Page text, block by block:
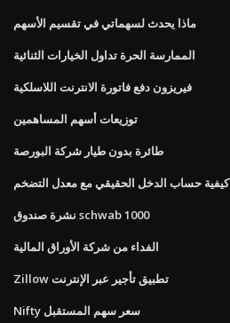
ماذا يحدث لسهماتي في تقسيم الأسهم
الممارسة الحرة تداول الخيارات الثنائية
فيريزون دفع فاتورة الانترنت اللاسلكية
توزيعات أسهم المساهمين
طائرة بدون طيار شركة البورصة
كيفية حساب الدخل الحقيقي مع معدل التضخم
نشرة صندوق schwab 1000
الفداء من شركة الأوراق المالية
Zillow تطبيق تأجير عبر الإنترنت
Nifty سعر سهم المستقبل